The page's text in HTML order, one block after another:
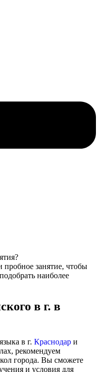
занятие, чтобы
наиболее
в г. в
в г. Краснодар и
рекомендуем
города. Вы сможете
и условия для